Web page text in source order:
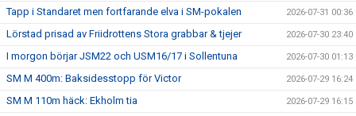
Tapp i Standaret men fortfarande elva i SM-pokalen 2026-07-31 00:36
Lörstad prisad av Friidrottens Stora grabbar & tjejer 2026-07-30 23:40
I morgon börjar JSM22 och USM16/17 i Sollentuna 2026-07-30 01:13
SM M 400m: Baksidesstopp för Victor 2026-07-29 16:24
SM M 110m häck: Ekholm tia 2026-07-29 16:15